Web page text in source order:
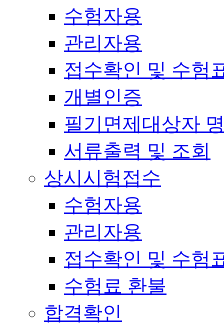
수험자용
관리자용
접수확인 및 수험
개별인증
필기면제대상자
서류출력 및 조회
상시시험접수
수험자용
관리자용
접수확인 및 수험
수험료 환불
합격확인